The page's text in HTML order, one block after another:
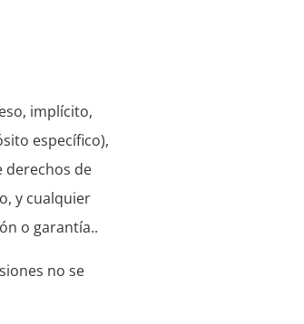
implícito,
específico),
derechos de
y cualquier
o garantía..
no se